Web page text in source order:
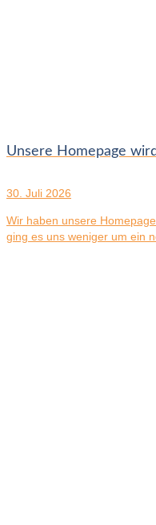
Unsere Homepage
30. Juli 2026
Wir haben unsere
ging es uns weniger um ein